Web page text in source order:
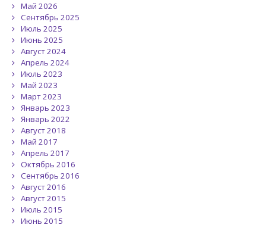
Май 2026
Сентябрь 2025
Июль 2025
Июнь 2025
Август 2024
Апрель 2024
Июль 2023
Май 2023
Март 2023
Январь 2023
Январь 2022
Август 2018
Май 2017
Апрель 2017
Октябрь 2016
Сентябрь 2016
Август 2016
Август 2015
Июль 2015
Июнь 2015